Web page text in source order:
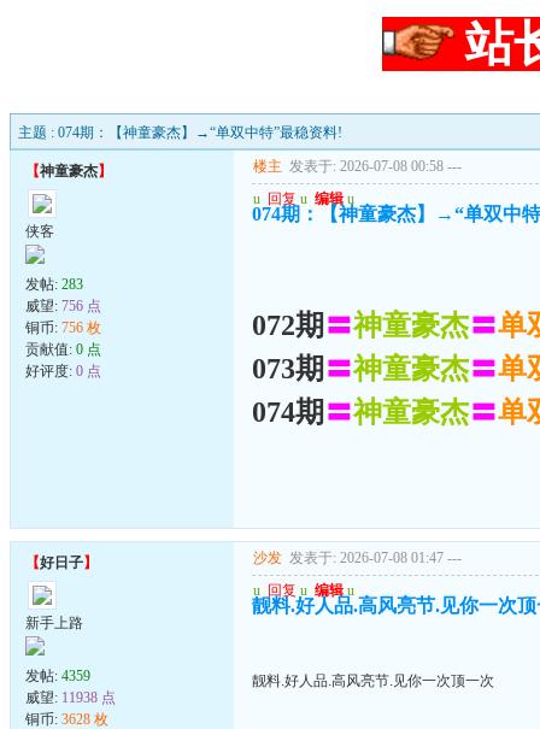
站
主题 : 074期：【神童豪杰】→“单双中特”最稳资料!
【神童豪杰】
侠客
发帖: 283
威望: 756 点
铜币: 756 枚
贡献值: 0 点
好评度: 0 点
楼主 发表于: 2026-07-08 00:58 ---
u 回复 u 编辑 u
074期：【神童豪杰】→“单双中
072期 〓神童豪杰〓单
073期 〓神童豪杰〓单
074期 〓神童豪杰〓单
【好日子】
新手上路
发帖: 4359
威望: 11938 点
铜币: 3628 枚
沙发 发表于: 2026-07-08 01:47 ---
u 回复 u 编辑 u
靓料.好人品.高风亮节.见你一次
靓料.好人品.高风亮节.见你一次顶一次